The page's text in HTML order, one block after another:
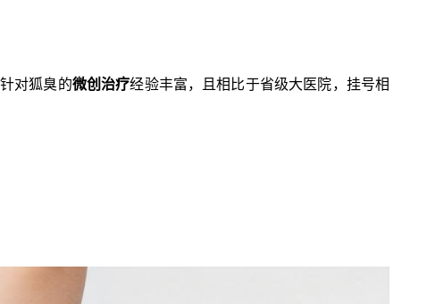
对狐臭的微创治疗经验丰富，且相比于省级大医院，挂号相